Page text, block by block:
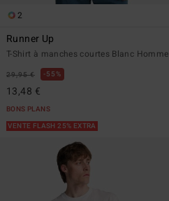
2
Runner Up
T-Shirt à manches courtes Blanc Homme
29,95 € 55%
13,48 €
BONS PLANS
VENTE FLASH 25% EXTRA